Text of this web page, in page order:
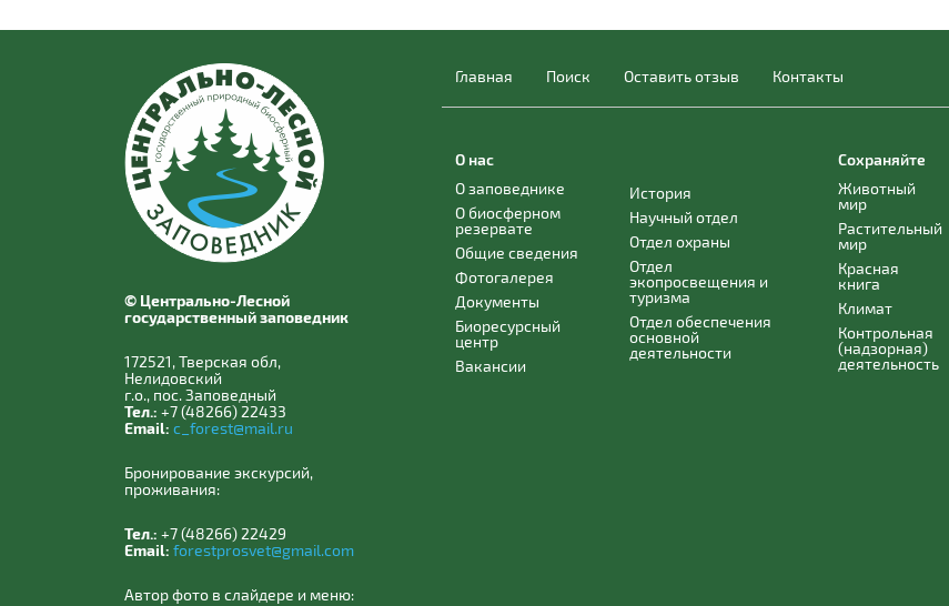
© Центрально-Лесной
государственный заповедник
172521, Тверская обл,
Нелидовский
г.о., пос. Заповедный
Тел.: +7 (48266) 22433
Email: c_forest@mail.ru
Бронирование экскурсий,
проживания:
Тел.: +7 (48266) 22429
Email: forestprosvet@gmail.com
Автор фото в слайдере и меню:
Главная Поиск Оставить отзыв Контакты
О нас
О заповеднике
О биосферном
резервате
Общие сведения
Фотогалерея
Документы
Биоресурсный
центр
Вакансии
История
Научный отдел
Отдел охраны
Отдел
экопросвещения и
туризма
Отдел обеспечения
основной
деятельности
Сохраняйте
Животный
мир
Растительный
мир
Красная
книга
Климат
Контрольная
(надзорная)
деятельность